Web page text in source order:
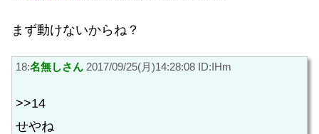
まず動けないからね？
18:名無しさん 2017/09/25(月)14:28:08 ID:IHm
>>14
せやね